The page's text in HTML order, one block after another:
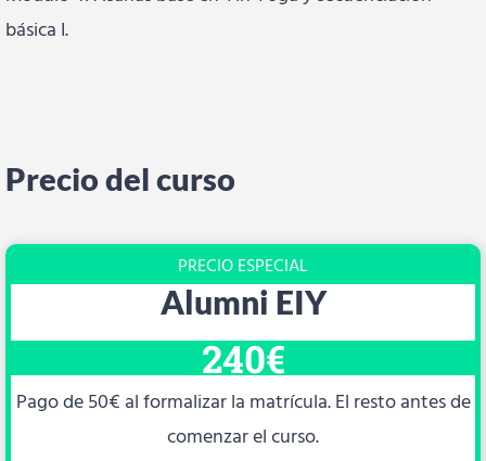
básica I.
Precio del curso
PRECIO ESPECIAL
Alumni EIY
240€
Pago de 50€ al formalizar la matrícula. El resto antes de
comenzar el curso.